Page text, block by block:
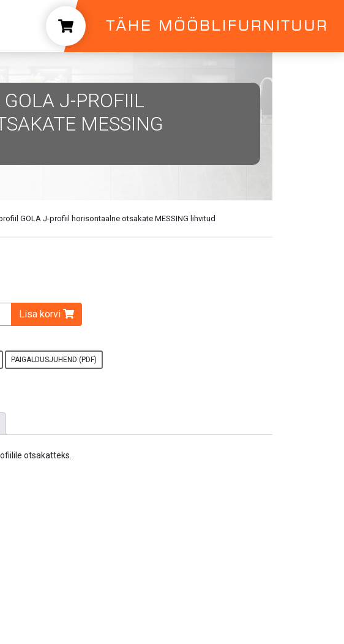
J-PROFIIL
MESSING
GOLA J-profiil horisontaalne otsakate MESSING lihvitud
Lisa korvi
PAIGALDUSJUHEND (PDF)
otsakatteks.